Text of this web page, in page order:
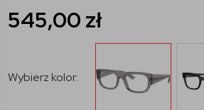
545,00 zł
Wybierz kolor: